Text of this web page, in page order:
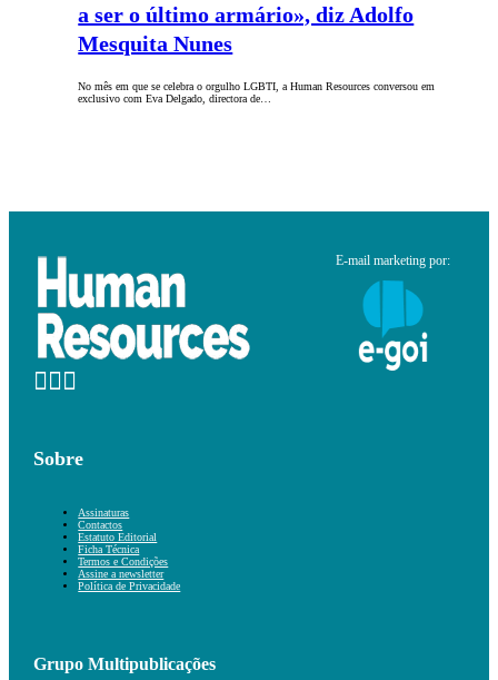
a ser o último armário», diz Adolfo
Mesquita Nunes
No mês em que se celebra o orgulho LGBTI, a Human Resources conversou em
exclusivo com Eva Delgado, directora de…
E-mail marketing por:
Sobre
Assinaturas
Contactos
Estatuto Editorial
Ficha Técnica
Termos e Condições
Assine a newsletter
Política de Privacidade
Grupo Multipublicações